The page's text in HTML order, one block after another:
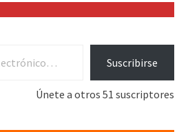
Suscribirse
Únete a otros 51 suscriptores